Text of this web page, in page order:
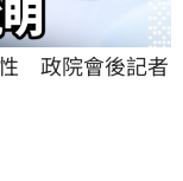
　政院會後記者